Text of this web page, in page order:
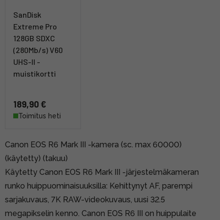
SanDisk
Extreme Pro
128GB SDXC
(280Mb/s) V60
UHS-II -
muistikortti
189,90 €
Toimitus heti
Canon EOS R6 Mark III -kamera (sc. max 60000)
(käytetty) (takuu)
Käytetty Canon EOS R6 Mark III -järjestelmäkameran
runko huippuominaisuuksilla: Kehittynyt AF, parempi
sarjakuvaus, 7K RAW-videokuvaus, uusi 32.5
megapikselin kenno. Canon EOS R6 III on huippulaite